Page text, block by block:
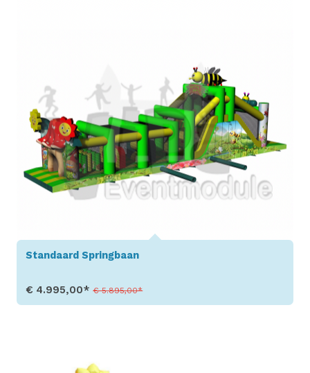
Standaard Springbaan
€ 4.995,00*€ 5.895,00*